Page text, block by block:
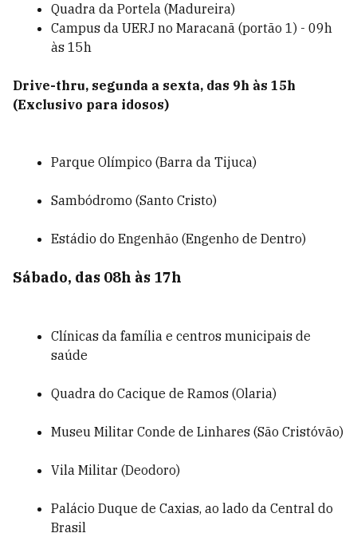
Quadra da Portela (Madureira)
Campus da UERJ no Maracanã (portão 1) - 09h
às 15h
Drive-thru, segunda a sexta, das 9h às 15h
(Exclusivo para idosos)
Parque Olímpico (Barra da Tijuca)
Sambódromo (Santo Cristo)
Estádio do Engenhão (Engenho de Dentro)
Sábado, das 08h às 17h
Clínicas da família e centros municipais de
saúde
Quadra do Cacique de Ramos (Olaria)
Museu Militar Conde de Linhares (São Cristóvão)
Vila Militar (Deodoro)
Palácio Duque de Caxias, ao lado da Central do
Brasil